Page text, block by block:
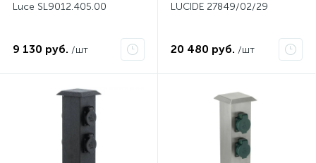
Luce SL9012.405.00
9 130 руб. /шт
LUCIDE 27849/02/29
20 480 руб. /шт